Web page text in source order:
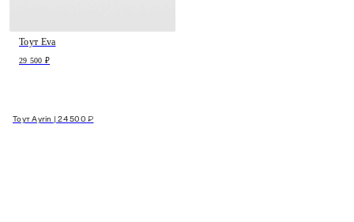
Тоут Eva
29 500 ₽
Тоут Ayrin | 24 500 ₽